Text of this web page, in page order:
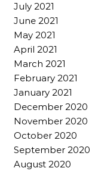
July 2021
June 2021
May 2021
April 2021
March 2021
February 2021
January 2021
December 2020
November 2020
October 2020
September 2020
August 2020